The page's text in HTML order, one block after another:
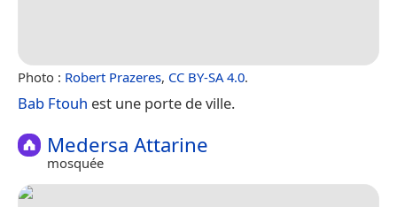
Photo : Robert Prazeres, CC BY-SA 4.0.
Bab Ftouh est une porte de ville.
Medersa Attarine
mosquée